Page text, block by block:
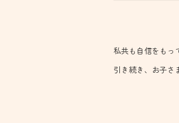
私共も自信をもっ
引き続き、お子さ